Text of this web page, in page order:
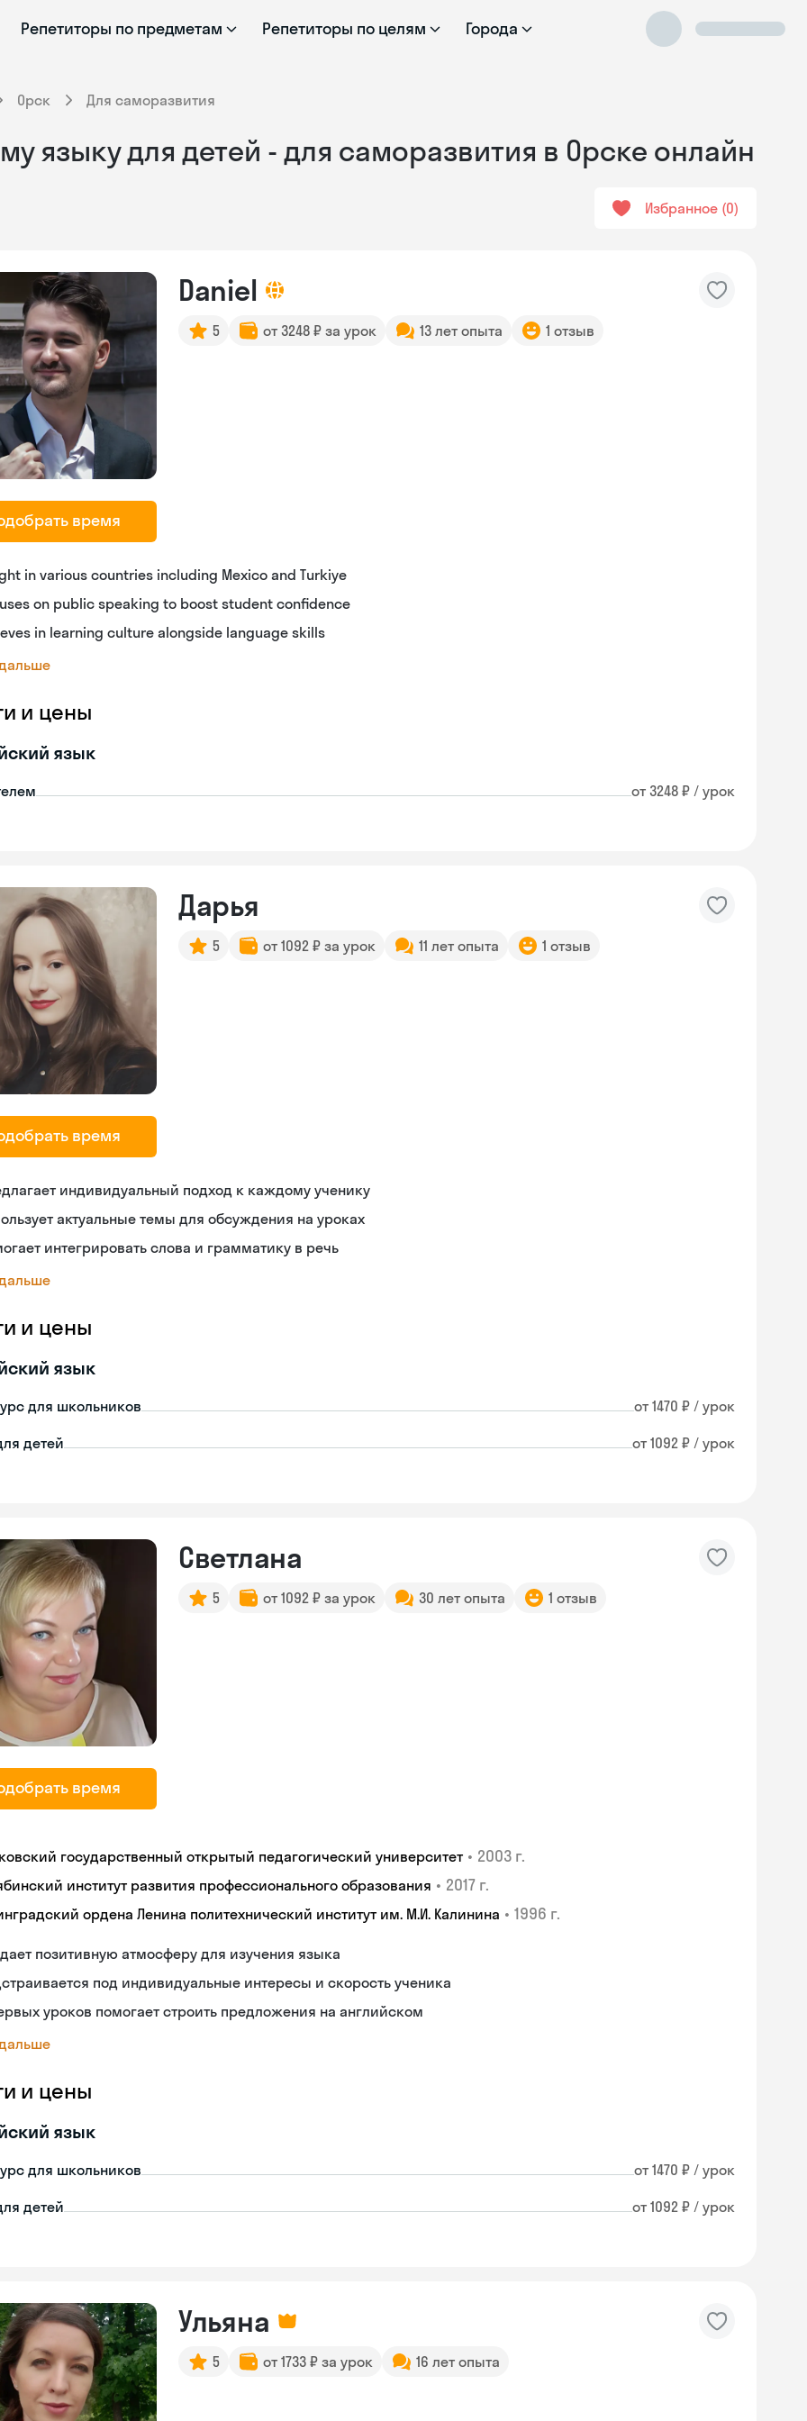
Репетиторы по предметам Репетиторы по целям Города
Орск Для саморазвития
языку для детей - для саморазвития в Орске онлайн
Избранное 0
время
Daniel
5 от 3248 ₽ за урок 13 лет опыта 1 отзыв
in various countries including Mexico and Turkiye
on public speaking to boost student confidence
in learning culture alongside language skills
и цены
язык
от 3248 ₽ / урок
время
Дарья
5 от 1092 ₽ за урок 11 лет опыта 1 отзыв
индивидуальный подход к каждому ученику
актуальные темы для обсуждения на уроках
интегрировать слова и грамматику в речь
и цены
язык
для школьников от 1470 ₽ / урок
детей от 1092 ₽ / урок
время
Светлана
5 от 1092 ₽ за урок 30 лет опыта 1 отзыв
государственный открытый педагогический университет • 2003 г.
институт развития профессионального образования • 2017 г.
ордена Ленина политехнический институт им. М.И. Калинина • 1996 г.
позитивную атмосферу для изучения языка
под индивидуальные интересы и скорость ученика
уроков помогает строить предложения на английском
и цены
язык
для школьников от 1470 ₽ / урок
детей от 1092 ₽ / урок
Ульяна
5 от 1733 ₽ за урок 16 лет опыта